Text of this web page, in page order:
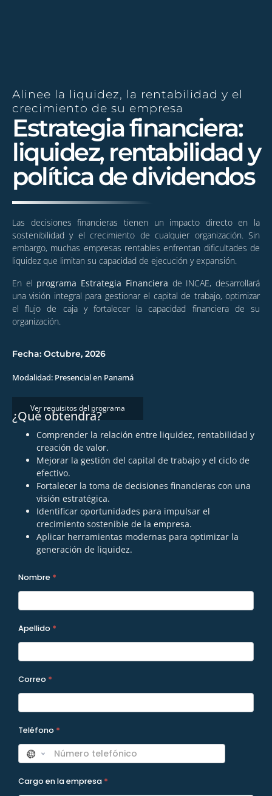
Alinee la liquidez, la rentabilidad y el
crecimiento de su empresa
Estrategia financiera:
liquidez, rentabilidad y
política de dividendos
Las decisiones financieras tienen un impacto directo en la
sostenibilidad y el crecimiento de cualquier organización. Sin
embargo, muchas empresas rentables enfrentan dificultades de
liquidez que limitan su capacidad de ejecución y expansión.
En el programa Estrategia Financiera de INCAE, desarrollará
una visión integral para gestionar el capital de trabajo, optimizar
el flujo de caja y fortalecer la capacidad financiera de su
organización.
Fecha: Octubre, 2026
Modalidad: Presencial en Panamá
Ver requisitos del programa
¿Qué obtendrá?
Comprender la relación entre liquidez, rentabilidad y
creación de valor.
Mejorar la gestión del capital de trabajo y el ciclo de
efectivo.
Fortalecer la toma de decisiones financieras con una
visión estratégica.
Identificar oportunidades para impulsar el
crecimiento sostenible de la empresa.
Aplicar herramientas modernas para optimizar la
generación de liquidez.
A2026 -
Formulario
Programas
Nombre *
Apellido *
Correo *
Teléfono *
Cargo en la empresa *